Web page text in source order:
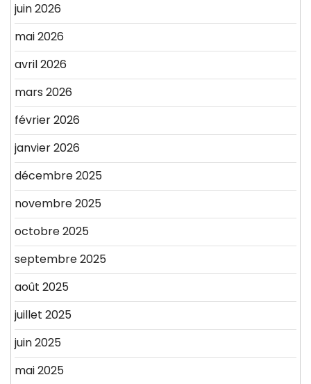
juin 2026
mai 2026
avril 2026
mars 2026
février 2026
janvier 2026
décembre 2025
novembre 2025
octobre 2025
septembre 2025
août 2025
juillet 2025
juin 2025
mai 2025